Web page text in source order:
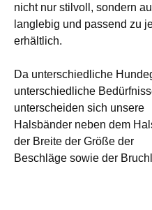
nicht nur stilvoll, sondern
langlebig und passend zu
erhältlich.
Da unterschiedliche
unterschiedliche
unterscheiden sich unsere
Halsbänder neben dem
der Breite der Größe der
Beschläge sowie der